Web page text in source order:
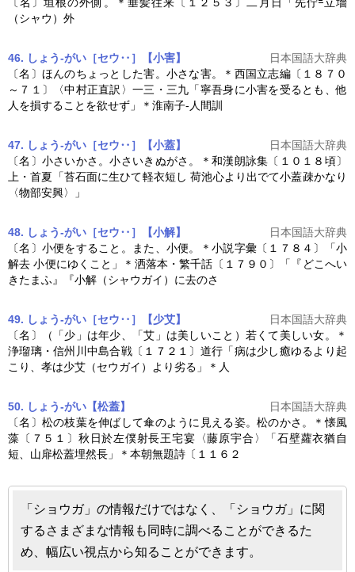
（シャウ）外
46. しょう‐がい［セウ‥］【小害】
日本国語大辞典
〔名〕ほんのちょっとした害。小さな害。＊西国立志編〔１８７０
～７１〕〈中村正直訳〉一三・三九「寧吾身に小害を受るとも、他
人を損することを欲せず」＊淮南子‐人間訓
47. しょう‐がい［セウ‥］【小蓋】
日本国語大辞典
〔名〕小さいかさ。小さいきぬがさ。＊和漢朗詠集〔１０１８頃〕
上・首夏「苔石面に生ひて軽衣短し 荷池心より出でて小蓋疎かなり
〈物部安興〉」
48. しょう‐がい［セウ‥］【小解】
日本国語大辞典
〔名〕小便をすること。また、小便。＊小説字彙〔１７８４〕「小
解去 小便にゆくこと」＊洒落本・繁千話〔１７９０〕「『どこへい
きたまふ』『小解（シャウガイ）に去のさ
49. しょう‐がい［セウ‥］【少艾】
日本国語大辞典
〔名〕（「少」は年少、「艾」は美しいこと）若くて美しい女。＊
浄瑠璃・信州川中島合戦〔１７２１〕道行「病は少し癒ゆるより起
こり、孝は少艾（セウガイ）より劣る」＊人
50. しょう‐がい【松蓋】
日本国語大辞典
〔名〕松の枝葉を伸ばして傘のように見える姿。松のかさ。＊懐風
藻〔７５１〕秋日於左僕射長王宅宴〈藤原宇合〉「石壁蘿衣猶自
短、山扉松蓋埋然長」＊本朝無題詩〔１１６２
「ショウガ」の情報だけではなく、「ショウガ」に関
するさまざまな情報も同時に調べることができるた
め、幅広い視点から知ることができます。